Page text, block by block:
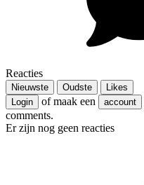
Reacties
Nieuwste Oudste
Likes
Login
of maak een account
comments.
Er zijn nog geen reacties